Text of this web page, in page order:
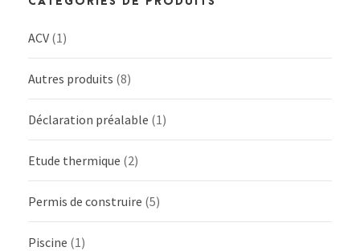
ACV (1)
Autres produits (8)
Déclaration préalable (1)
Etude thermique (2)
Permis de construire (5)
Piscine (1)